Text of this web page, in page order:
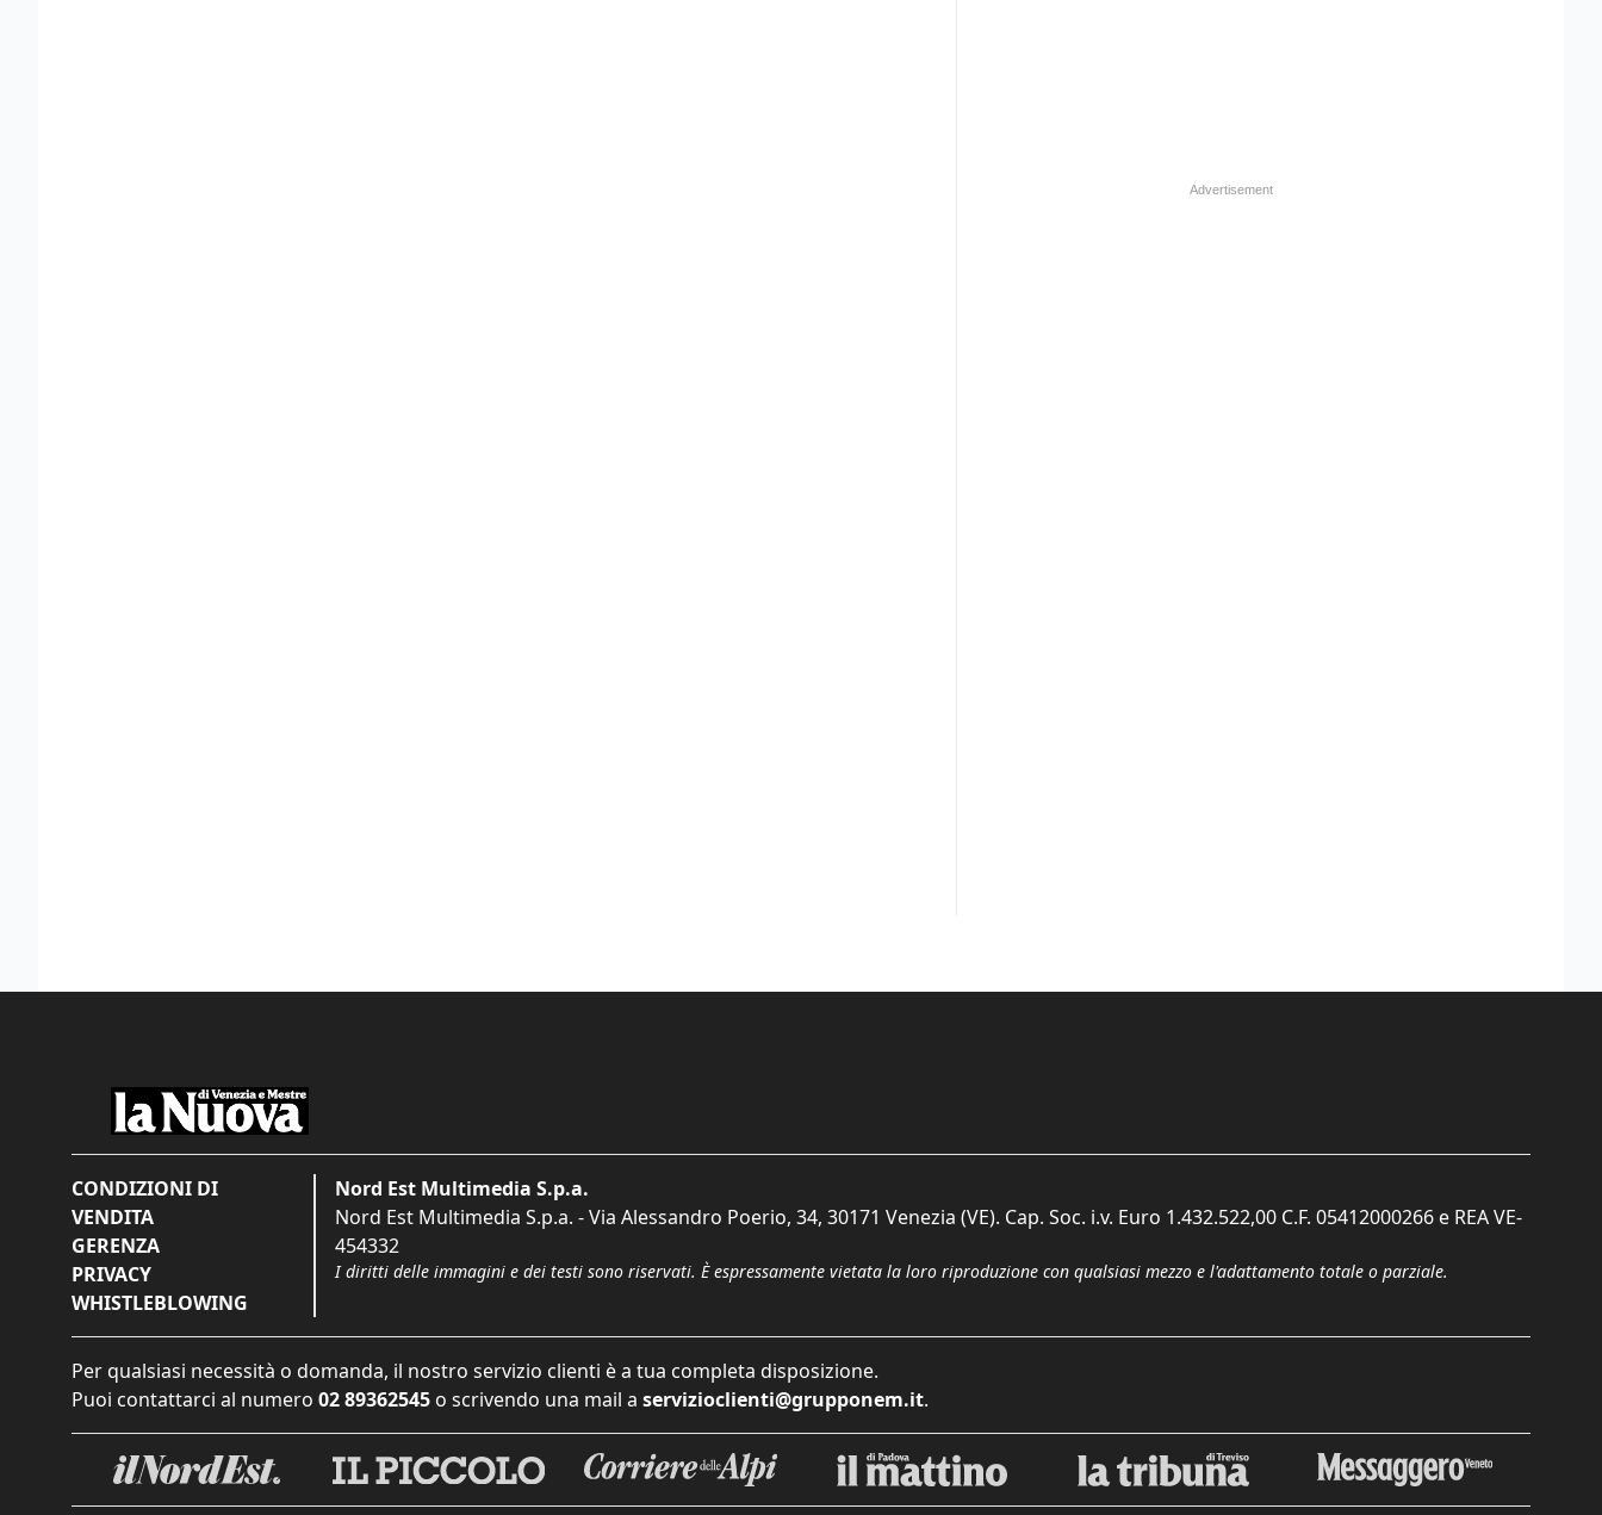
CONDIZIONI DI
VENDITA
GERENZA
PRIVACY
WHISTLEBLOWING
Nord Est Multimedia S.p.a.
Nord Est Multimedia S.p.a. - Via Alessandro Poerio, 34, 30171 Venezia (VE). Cap. Soc. i.v. Euro 1.432.522,00 C.F. 05412000266 e REA VE-
454332
I diritti delle immagini e dei testi sono riservati. È espressamente vietata la loro riproduzione con qualsiasi mezzo e l'adattamento totale o parziale.
Per qualsiasi necessità o domanda, il nostro servizio clienti è a tua completa disposizione.
Puoi contattarci al numero 02 89362545 o scrivendo una mail a servizioclienti@grupponem.it.